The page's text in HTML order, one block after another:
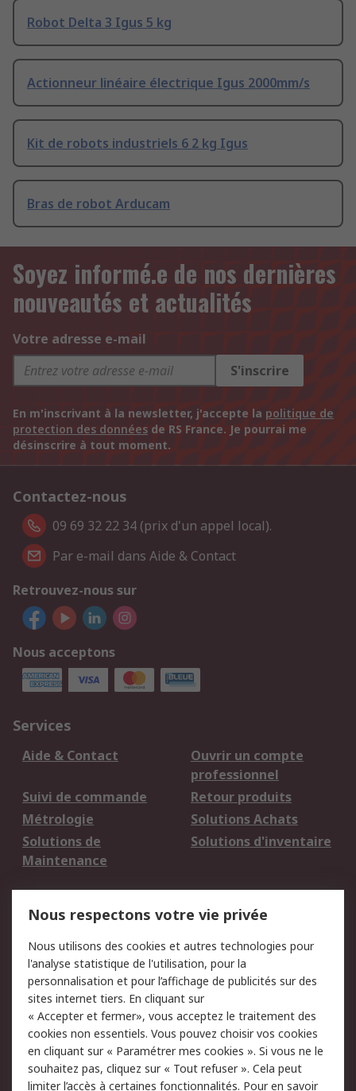
Robot Delta 3 Igus 5 kg
Actionneur linéaire électrique Igus 2000mm/s
Kit de robots industriels 6 2 kg Igus
Bras de robot Arducam
Soyez informé.e de nos dernières
nouveautés et actualités
Votre adresse e-mail
S'inscrire
En m'inscrivant à la newsletter, j'accepte la politique de
protection des données de RS France. Je pourrai me
désinscrire à tout moment.
Contactez-nous
09 69 32 22 34 (prix d'un appel local).
Par e-mail dans Aide & Contact
Retrouvez-nous sur
Nous acceptons
Services
Aide & Contact
Ouvrir un compte
professionnel
Suivi de commande
Retour produits
Métrologie
Solutions Achats
Solutions de
Maintenance
Solutions d'inventaire
du site
Politique de protection
des données - Mise à
jour
Sécurité des E-mails
Conditions générales
de vente
Politique anti-
corruption
Campagnes marketing
Nous respectons votre vie privée
Nous utilisons des cookies et autres technologies pour
l'analyse statistique de l'utilisation, pour la
personnalisation et pour l’affichage de publicités sur des
sites internet tiers. En cliquant sur
« Accepter et fermer», vous acceptez le traitement des
cookies non essentiels. Vous pouvez choisir vos cookies
en cliquant sur « Paramétrer mes cookies ». Si vous ne le
souhaitez pas, cliquez sur « Tout refuser ». Cela peut
limiter l’accès à certaines fonctionnalités. Pour en savoir